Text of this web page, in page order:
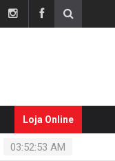
Loja Online
03:52:54 AM